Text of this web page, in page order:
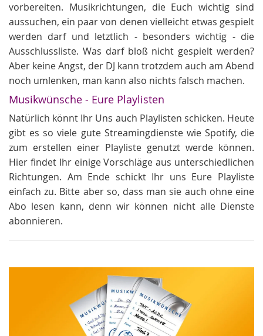
vorbereiten. Musikrichtungen, die Euch wichtig sind
aussuchen, ein paar von denen vielleicht etwas gespielt
werden darf und letztlich - besonders wichtig - die
Ausschlussliste. Was darf bloß nicht gespielt werden?
Aber keine Angst, der DJ kann trotzdem auch am Abend
noch umlenken, man kann also nichts falsch machen.
Musikwünsche - Eure Playlisten
Natürlich könnt Ihr Uns auch Playlisten schicken. Heute
gibt es so viele gute Streamingdienste wie Spotify, die
zum erstellen einer Playliste genutzt werde können.
Hier findet Ihr einige Vorschläge aus unterschiedlichen
Richtungen. Am Ende schickt Ihr uns Eure Playliste
einfach zu. Bitte aber so, dass man sie auch ohne eine
Abo lesen kann, denn wir können nicht alle Dienste
abonnieren.